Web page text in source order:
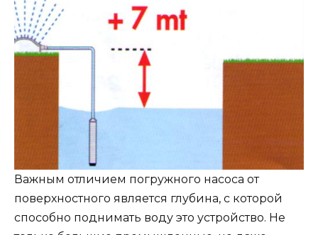
Важным отличием погружного насоса от
поверхностного является глубина, с которой
способно поднимать воду это устройство. Не